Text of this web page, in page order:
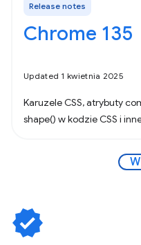
Release notes
Chrome 135
Updated 1 kwietnia 2025
Karuzele CSS, atrybuty
shape() w kodzie CSS i
verified